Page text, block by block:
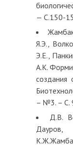
— С.150-
Я.Э.,
Э.Е.,
А.К.
создания
– №3. – С.
Д.В.
Дауров,